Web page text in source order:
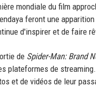
mondiale du film
feront une
d'inspirer et de faire
de Spider-Man: Brand
plateformes de
et de vidéos de leur